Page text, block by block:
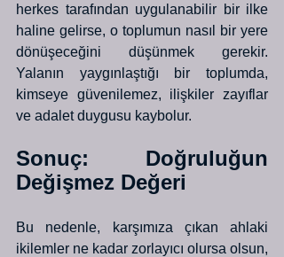
herkes tarafından uygulanabilir bir ilke
haline gelirse, o toplumun nasıl bir yere
dönüşeceğini düşünmek gerekir.
Yalanın yaygınlaştığı bir toplumda,
kimseye güvenilemez, ilişkiler zayıflar
ve adalet duygusu kaybolur.
Sonuç: Doğruluğun
Değişmez Değeri
Bu nedenle, karşımıza çıkan ahlaki